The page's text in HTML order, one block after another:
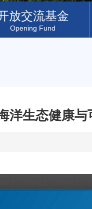
放交流基金
Opening Fund
洋生态健康